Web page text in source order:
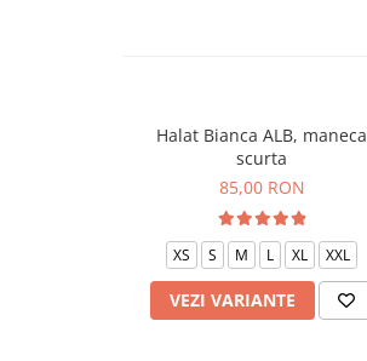
Halat Bianca ALB, maneca
scurta
85,00 RON
XS S M L XL XXL
VEZI VARIANTE